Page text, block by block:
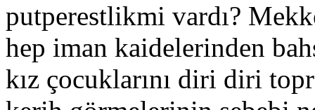
putperestlikmi vardı?
hep iman kaidelerinden
kız çocuklarını diri diri